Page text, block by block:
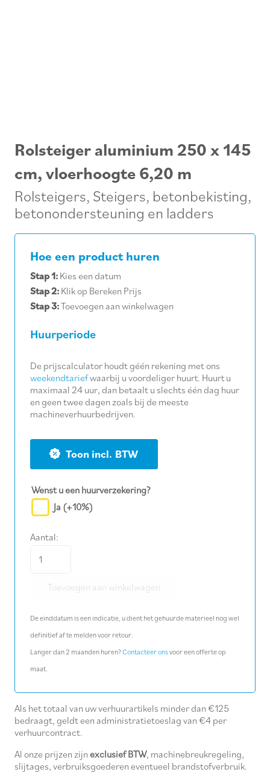
Rolsteiger aluminium 250 x 145
cm, vloerhoogte 6,20 m
Rolsteigers, Steigers, betonbekisting,
betonondersteuning en ladders
Hoe een product huren
Stap 1: Kies een datum
Stap 2: Klik op Bereken Prijs
Stap 3:Toevoegen aan winkelwagen
Huurperiode
De prijscalculator houdt géén rekening met ons
weekendtariefwaarbij u voordeliger huurt. Huurt u
maximaal 24 uur, dan betaalt u slechts één dag huur
en geen twee dagen zoals bij de meeste
machineverhuurbedrijven.
BTW
Wenst u een huurverzekering?
Ja (+10%)
Aantal:
145
cm,
vloerhoogte
6,20
aantal
Toevoegen aan winkelwagen
De einddatum is een indicatie, u dient het gehuurde materieel nog wel
definitief af te melden voor retour.
Langer dan 2 maanden huren?Contacteer onsvoor een offerte op
maat.
Als het totaal van uw verhuurartikels minder dan €125
bedraagt, geldt een administratietoeslag van €4 per
verhuurcontract.
Al onze prijzen zijn exclusief BTW, machinebreukregeling,
slijtages, verbruiksgoederen eventueel brandstofverbruik.